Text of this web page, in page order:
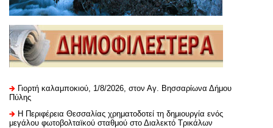
Γιορτή καλαμποκιού, 1/8/2026, στον Αγ. Βησσαρίωνα Δήμου
Πύλης
H Περιφέρεια Θεσσαλίας χρηματοδοτεί τη δημιουργία ενός
μεγάλου φωτοβολταϊκού σταθμού στο Διαλεκτό Τρικάλων